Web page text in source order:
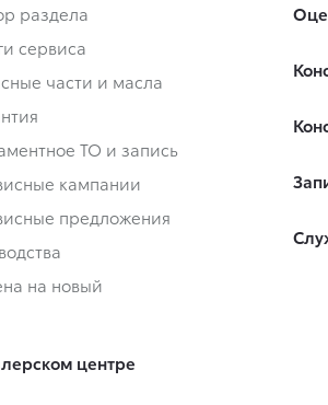
раздела
сервиса
части и масла
ТО и запись
кампании
предложения
на новый
центре